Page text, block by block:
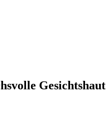
Gesichtshaut